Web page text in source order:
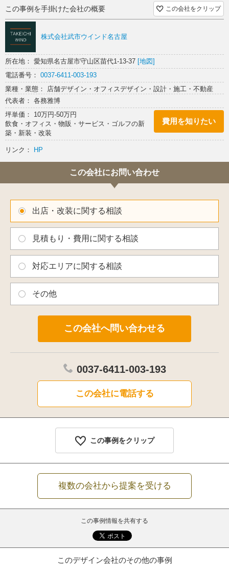
この事例を手掛けた会社の概要 この会社をクリップ
株式会社武市ウインド名古屋
所在地： 愛知県名古屋市守山区苗代1-13-37 [地図]
電話番号： 0037-6411-003-193
業種・業態： 店舗デザイン・オフィスデザイン・設計・施工・不動産
代表者： 各務雅博
坪単価： 10万円-50万円
飲食・オフィス・物販・サービス・ゴルフの新
築・新装・改装
費用を知りたい
リンク： HP
この会社にお問い合わせ
出店・改装に関する相談
見積もり・費用に関する相談
対応エリアに関する相談
その他
0037-6411-003-193
この会社に電話する
この事例をクリップ
複数の会社から提案を受ける
この事例情報を共有する
このデザイン会社のその他の事例